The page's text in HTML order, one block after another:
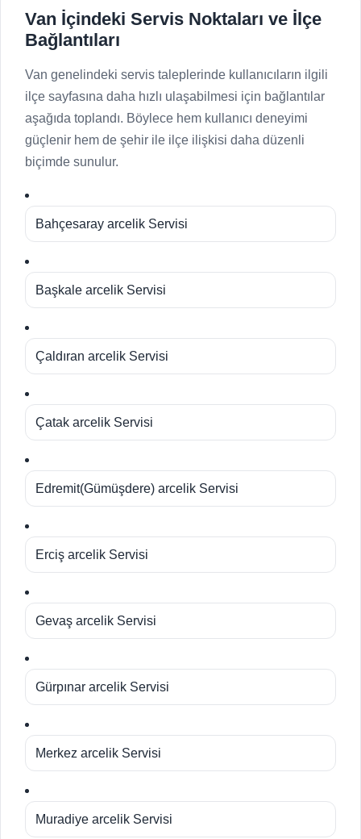
Van İçindeki Servis Noktaları ve İlçe
Bağlantıları
Van genelindeki servis taleplerinde kullanıcıların ilgili
ilçe sayfasına daha hızlı ulaşabilmesi için bağlantılar
aşağıda toplandı. Böylece hem kullanıcı deneyimi
güçlenir hem de şehir ile ilçe ilişkisi daha düzenli
biçimde sunulur.
Bahçesaray arcelik Servisi
Başkale arcelik Servisi
Çaldıran arcelik Servisi
Çatak arcelik Servisi
Edremit(Gümüşdere) arcelik Servisi
Erciş arcelik Servisi
Gevaş arcelik Servisi
Gürpınar arcelik Servisi
Merkez arcelik Servisi
Muradiye arcelik Servisi